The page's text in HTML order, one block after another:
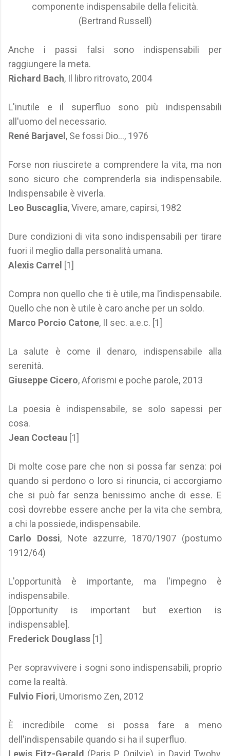
componente indispensabile della felicità.
(Bertrand Russell)
Anche i passi falsi sono indispensabili per
raggiungere la meta.
Richard Bach, Il libro ritrovato, 2004
L'inutile e il superfluo sono più indispensabili
all'uomo del necessario.
René Barjavel , Se fossi Dio..., 1976
Forse non riuscirete a comprendere la vita, ma non
sono sicuro che comprenderla sia indispensabile.
Indispensabile è viverla.
Leo Buscaglia, Vivere, amare, capirsi, 1982
Dure condizioni di vita sono indispensabili per tirare
fuori il meglio dalla personalità umana.
Alexis Carrel [1]
Compra non quello che ti è utile, ma l’indispensabile.
Quello che non è utile è caro anche per un soldo.
Marco Porcio Catone, II sec. a.e.c. [1]
La salute è come il denaro, indispensabile alla
serenità.
Giuseppe Cicero, Aforismi e poche parole, 2013
La poesia è indispensabile, se solo sapessi per
cosa.
Jean Cocteau [1]
Di molte cose pare che non si possa far senza: poi
quando si perdono o loro si rinuncia, ci accorgiamo
che si può far senza benissimo anche di esse. E
così dovrebbe essere anche per la vita che sembra,
a chi la possiede, indispensabile.
Carlo Dossi, Note azzurre, 1870/1907 (postumo
1912/64)
L'opportunità è importante, ma l'impegno è
indispensabile.
[Opportunity is important but exertion is
indispensable].
Frederick Douglass [1]
Per sopravvivere i sogni sono indispensabili, proprio
come la realtà.
Fulvio Fiori, Umorismo Zen, 2012
È incredibile come si possa fare a meno
dell'indispensabile quando si ha il superfluo.
Lewis Fitz-Gerald (Paris P. Ogilvie), in David Twohy,